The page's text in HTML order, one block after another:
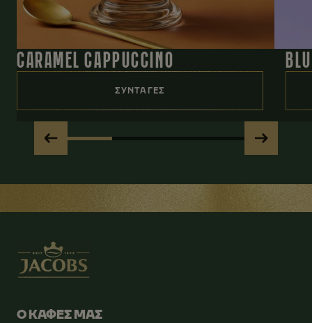
CARAMEL CAPPUCCINO
ΣΥΝΤΑΓΕΣ
Ο ΚΑΦΕΣ ΜΑΣ